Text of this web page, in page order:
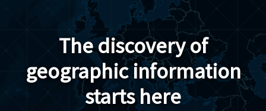
Documents
News
The discovery of
geographic information
starts here